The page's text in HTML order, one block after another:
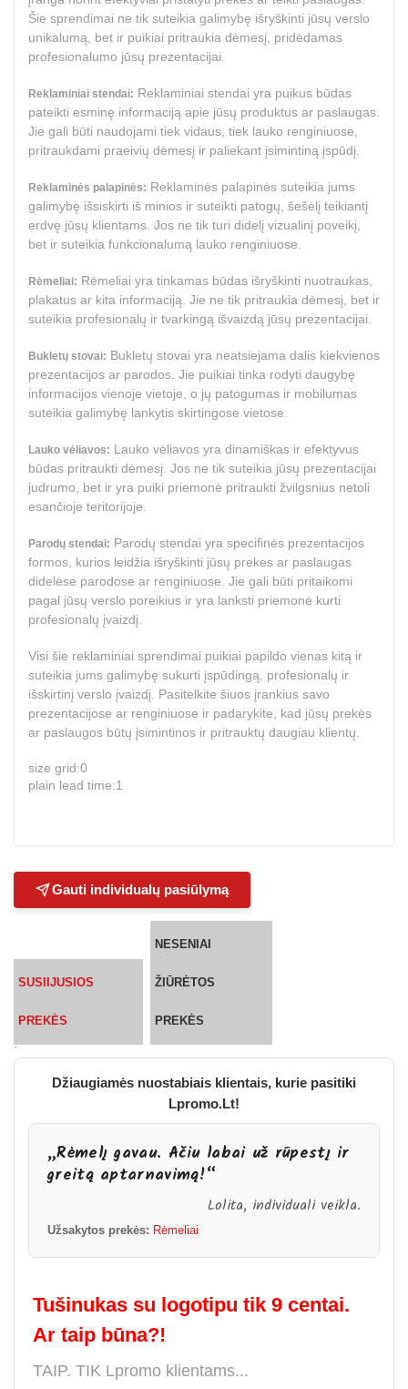
Šie sprendimai ne tik suteikia galimybę išryškinti jūsų verslo
unikalumą, bet ir puikiai pritraukia dėmesį, pridėdamas
profesionalumo jūsų prezentacijai.
Reklaminiai stendai: Reklaminiai stendai yra puikus būdas
pateikti esminę informaciją apie jūsų produktus ar paslaugas.
Jie gali būti naudojami tiek vidaus, tiek lauko renginiuose,
pritraukdami praeivių dėmesį ir paliekant įsimintiną įspūdį.
Reklaminės palapinės: Reklaminės palapinės suteikia jums
galimybę išsiskirti iš minios ir suteikti patogų, šešėlį teikiantį
erdvę jūsų klientams. Jos ne tik turi didelį vizualinį poveikį,
bet ir suteikia funkcionalumą lauko renginiuose.
Rėmeliai: Rėmeliai yra tinkamas būdas išryškinti nuotraukas,
plakatus ar kita informaciją. Jie ne tik pritraukia dėmesį, bet ir
suteikia profesionalų ir tvarkingą išvaizdą jūsų prezentacijai.
Bukletų stovai: Bukletų stovai yra neatsiejama dalis kiekvienos
prezentacijos ar parodos. Jie puikiai tinka rodyti daugybę
informacijos vienoje vietoje, o jų patogumas ir mobilumas
suteikia galimybę lankytis skirtingose vietose.
Lauko vėliavos: Lauko vėliavos yra dinamiškas ir efektyvus
būdas pritraukti dėmesį. Jos ne tik suteikia jūsų prezentacijai
judrumo, bet ir yra puiki priemonė pritraukti žvilgsnius netoli
esančioje teritorijoje.
Parodų stendai: Parodų stendai yra specifinės prezentacijos
formos, kurios leidžia išryškinti jūsų prekes ar paslaugas
didelėse parodose ar renginiuose. Jie gali būti pritaikomi
pagal jūsų verslo poreikius ir yra lanksti priemonė kurti
profesionalų įvaizdį.
Visi šie reklaminiai sprendimai puikiai papildo vienas kitą ir
suteikia jums galimybę sukurti įspūdingą, profesionalų ir
išskirtinį verslo įvaizdį. Pasitelkite šiuos įrankius savo
prezentacijose ar renginiuose ir padarykite, kad jūsų prekės
ar paslaugos būtų įsimintinos ir pritrauktų daugiau klientų.
size grid:0
plain lead time:1
Gauti individualų pasiūlymą
SUSIIJUSIOS
PREKĖS
NESENIAI
ŽIŪRĖTOS
PREKĖS
`
Džiaugiamės nuostabiais klientais, kurie pasitiki
Lpromo.Lt!
„Rėmelį gavau. Ačiu labai už rūpestį ir
greitą aptarnavimą!“
Lolita, individuali veikla.
Užsakytos prekės: Rėmeliai
Tušinukas su logotipu tik 9 centai.
Ar taip būna?!
TAIP. TIK Lpromo klientams...